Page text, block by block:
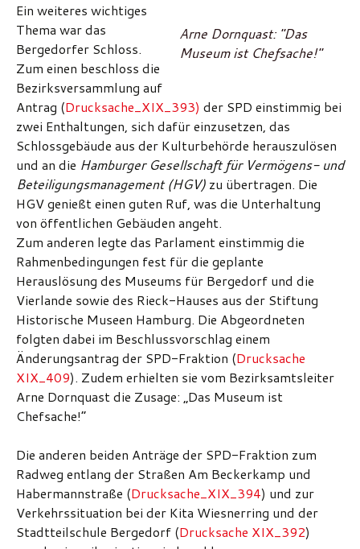
Arne Dornquast: "Das
Museum ist Chefsache!"
Ein weiteres wichtiges
Thema war das
Bergedorfer Schloss.
Zum einen beschloss die
Bezirksversammlung auf
Antrag (Drucksache_XIX_393) der SPD einstimmig bei
zwei Enthaltungen, sich dafür einzusetzen, das
Schlossgebäude aus der Kulturbehörde herauszulösen
und an die Hamburger Gesellschaft für Vermögens- und
Beteiligungsmanagement (HGV) zu übertragen. Die
HGV genießt einen guten Ruf, was die Unterhaltung
von öffentlichen Gebäuden angeht.
Zum anderen legte das Parlament einstimmig die
Rahmenbedingungen fest für die geplante
Herauslösung des Museums für Bergedorf und die
Vierlande sowie des Rieck-Hauses aus der Stiftung
Historische Museen Hamburg. Die Abgeordneten
folgten dabei im Beschlussvorschlag einem
Änderungsantrag der SPD-Fraktion (Drucksache
XIX_409). Zudem erhielten sie vom Bezirksamtsleiter
Arne Dornquast die Zusage: „Das Museum ist
Chefsache!“
Die anderen beiden Anträge der SPD-Fraktion zum
Radweg entlang der Straßen Am Beckerkamp und
Habermannstraße (Drucksache_XIX_394) und zur
Verkehrssituation bei der Kita Wiesnerring und der
Stadtteilschule Bergedorf (Drucksache XIX_392)